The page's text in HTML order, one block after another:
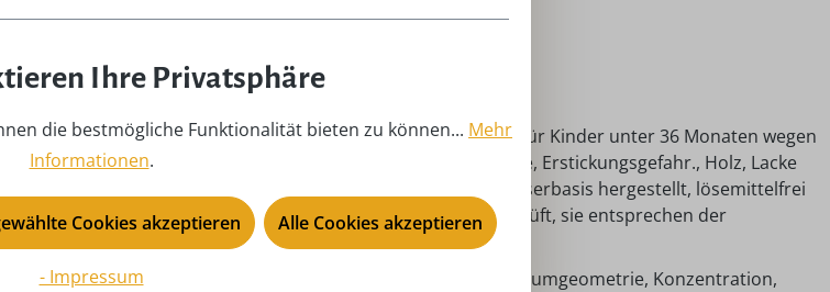
Motiv:
Eisenbahn
Produkttyp:
Sicherheitshinweis:
Achtung! Nicht geeignet für Kinder unter 36 Monaten wegen
verschluckbarer Kleinteile, Erstickungsgefahr., Holz, Lacke
und Farben sind auf Wasserbasis hergestellt, lösemittelfrei
und auf Schadstoffe geprüft, sie entsprechen der
Spielzeugrichtlinie EN 71.
Themen:
Ausdauer, Geometrie I Raumgeometrie, Konzentration,
Ihre Privatsphäre
die bestmögliche Funktionalität bieten zu können... Mehr
Informationen.
Cookies akzeptieren Alle Cookies akzeptieren
- Impressum